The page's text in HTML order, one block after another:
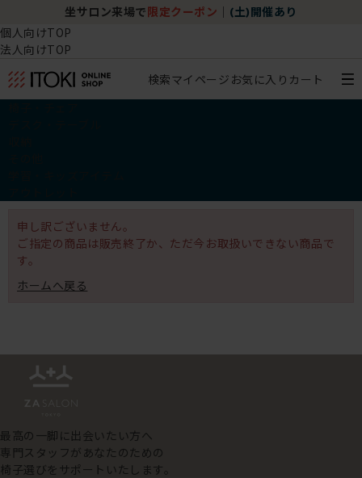
坐サロン来場で 限定クーポン (土)開催あり
個人向けTOP
法人向けTOP
検索マイページ お気に入り カート
申し訳ございません。
ご指定の商品は販売終了か、ただ今お取扱いできない商品で
す。
ホームへ戻る
最高の一脚に出会いたい方へ
専門スタッフがあなたのための
椅子選びをサポートいたします。